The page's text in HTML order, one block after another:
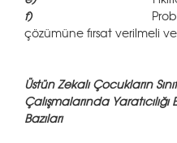
f)
çözümüne fırsat verilmeli
Üstün Zekalı Çocukların Sınıf
Çalışmalarında
Bazıları